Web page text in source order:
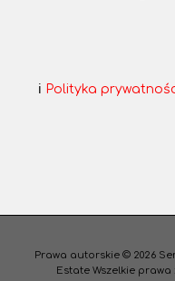
ℹ️ Polityka
Prawa autorskie © 2026
Estate Wszelkie